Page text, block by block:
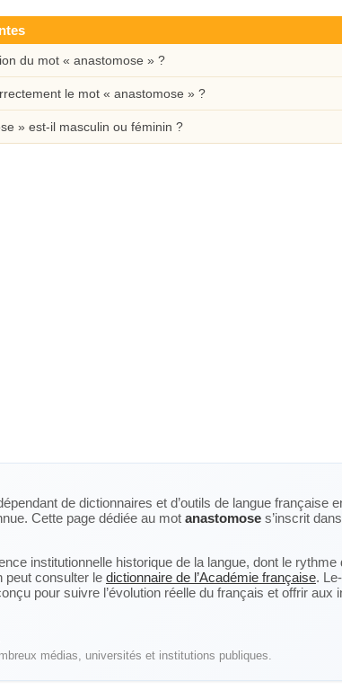
du mot « anastomose » ?
le mot « anastomose » ?
» est-il masculin ou féminin ?
de dictionnaires et d’outils de langue française
Cette page dédiée au mot anastomose s’inscrit
institutionnelle historique de la langue, dont le rythme
peut consulter le dictionnaire de l’Académie française.
pour suivre l’évolution réelle du français et offrir aux
médias, universités et institutions publiques.